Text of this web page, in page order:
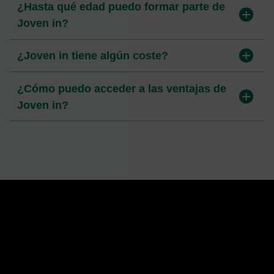
¿Hasta qué edad puedo formar parte de
Joven in?
¿Joven in tiene algún coste?
¿Cómo puedo acceder a las ventajas de
Joven in?
en Vip District?
¿Las promociones y descuentos están
siempre disponibles?
¿Qué debo tener en cuenta antes de